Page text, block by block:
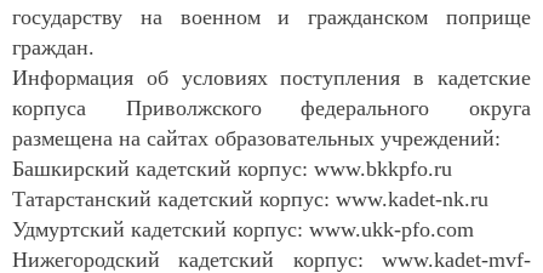
государству на военном и гражданском поприще
граждан.
Информация об условиях поступления в кадетские
корпуса Приволжского федерального округа
размещена на сайтах образовательных учреждений:
Башкирский кадетский корпус: www.bkkpfo.ru
Татарстанский кадетский корпус: www.kadet-nk.ru
Удмуртский кадетский корпус: www.ukk-pfo.com
Нижегородский кадетский корпус: www.kadet-mvf-